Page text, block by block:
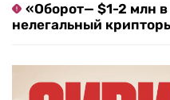
«Оборот— $1-2 млн
нелегальный